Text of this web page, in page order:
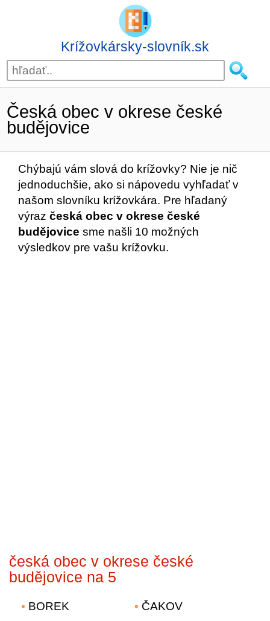
Krížovkársky-slovník.sk
Česká obec v okrese české
budějovice
Chýbajú vám slová do krížovky? Nie je nič
jednoduchšie, ako si nápovedu vyhľadať v
našom slovníku krížovkára. Pre hľadaný
výraz česká obec v okrese české
budějovice sme našli 10 možných
výsledkov pre vašu krížovku.
česká obec v okrese české
budějovice na 5
BOREK ČAKOV